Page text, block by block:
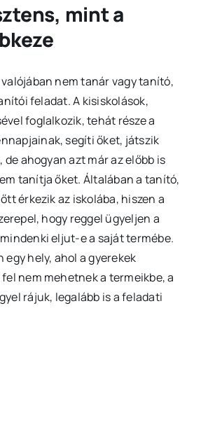
mint a
nem tanár vagy tanító,
feladat. A kisiskolások,
foglalkozik, tehát része a
segíti őket, játszik
ahogyan azt már az előbb is
tanítja őket. Általában a tanító,
érkezik az iskolába, hiszen a
hogy reggel ügyeljen a
eljut-e a saját termébe.
egy hely, ahol a gyerekek
nem mehetnek a termeikbe, a
rájuk, legalább is a feladati